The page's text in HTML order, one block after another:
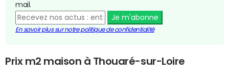
mail.
Je m'abonne
En savoir plus sur notre politique de confidentialité
Prix m2 maison à Thouaré-sur-Loire